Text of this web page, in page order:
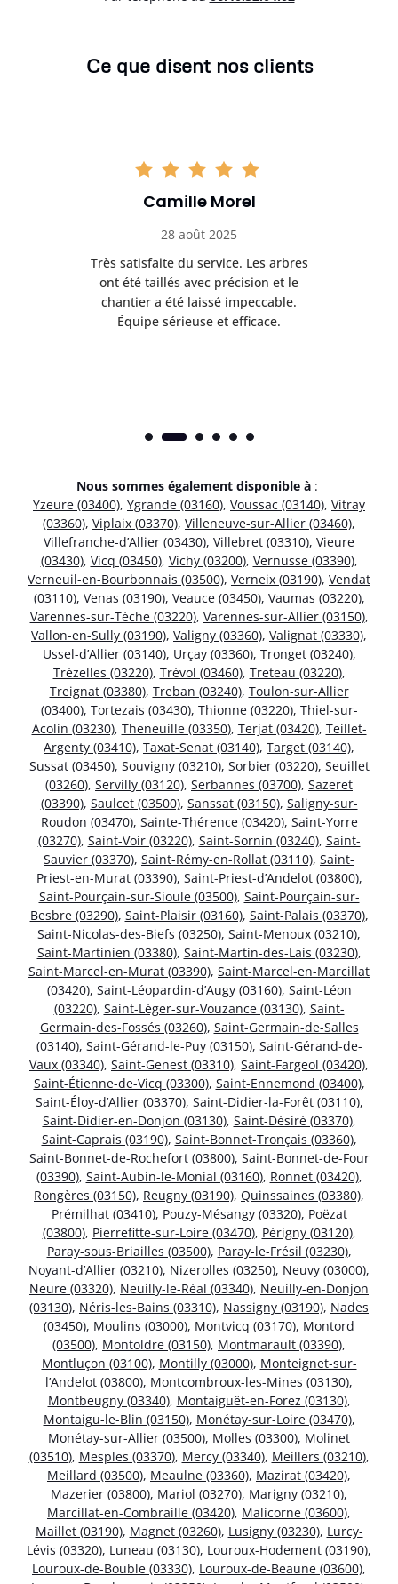
Ce que disent nos clients
Camille Morel
28 août 2025
Très satisfaite du service. Les arbres
ont été taillés avec précision et le
chantier a été laissé impeccable.
Équipe sérieuse et efficace.
Nous sommes également disponible à :
Yzeure (03400), Ygrande (03160), Voussac (03140), Vitray
(03360), Viplaix (03370), Villeneuve-sur-Allier (03460),
Villefranche-d’Allier (03430), Villebret (03310), Vieure
(03430), Vicq (03450), Vichy (03200), Vernusse (03390),
Verneuil-en-Bourbonnais (03500), Verneix (03190), Vendat
(03110), Venas (03190), Veauce (03450), Vaumas (03220),
Varennes-sur-Tèche (03220), Varennes-sur-Allier (03150),
Vallon-en-Sully (03190), Valigny (03360), Valignat (03330),
Ussel-d’Allier (03140), Urçay (03360), Tronget (03240),
Trézelles (03220), Trévol (03460), Treteau (03220),
Treignat (03380), Treban (03240), Toulon-sur-Allier
(03400), Tortezais (03430), Thionne (03220), Thiel-sur-
Acolin (03230), Theneuille (03350), Terjat (03420), Teillet-
Argenty (03410), Taxat-Senat (03140), Target (03140),
Sussat (03450), Souvigny (03210), Sorbier (03220), Seuillet
(03260), Servilly (03120), Serbannes (03700), Sazeret
(03390), Saulcet (03500), Sanssat (03150), Saligny-sur-
Roudon (03470), Sainte-Thérence (03420), Saint-Yorre
(03270), Saint-Voir (03220), Saint-Sornin (03240), Saint-
Sauvier (03370), Saint-Rémy-en-Rollat (03110), Saint-
Priest-en-Murat (03390), Saint-Priest-d’Andelot (03800),
Saint-Pourçain-sur-Sioule (03500), Saint-Pourçain-sur-
Besbre (03290), Saint-Plaisir (03160), Saint-Palais (03370),
Saint-Nicolas-des-Biefs (03250), Saint-Menoux (03210),
Saint-Martinien (03380), Saint-Martin-des-Lais (03230),
Saint-Marcel-en-Murat (03390), Saint-Marcel-en-Marcillat
(03420), Saint-Léopardin-d’Augy (03160), Saint-Léon
(03220), Saint-Léger-sur-Vouzance (03130), Saint-
Germain-des-Fossés (03260), Saint-Germain-de-Salles
(03140), Saint-Gérand-le-Puy (03150), Saint-Gérand-de-
Vaux (03340), Saint-Genest (03310), Saint-Fargeol (03420),
Saint-Étienne-de-Vicq (03300), Saint-Ennemond (03400),
Saint-Éloy-d’Allier (03370), Saint-Didier-la-Forêt (03110),
Saint-Didier-en-Donjon (03130), Saint-Désiré (03370),
Saint-Caprais (03190), Saint-Bonnet-Tronçais (03360),
Saint-Bonnet-de-Rochefort (03800), Saint-Bonnet-de-Four
(03390), Saint-Aubin-le-Monial (03160), Ronnet (03420),
Rongères (03150), Reugny (03190), Quinssaines (03380),
Prémilhat (03410), Pouzy-Mésangy (03320), Poëzat
(03800), Pierrefitte-sur-Loire (03470), Périgny (03120),
Paray-sous-Briailles (03500), Paray-le-Frésil (03230),
Noyant-d’Allier (03210), Nizerolles (03250), Neuvy (03000),
Neure (03320), Neuilly-le-Réal (03340), Neuilly-en-Donjon
(03130), Néris-les-Bains (03310), Nassigny (03190), Nades
(03450), Moulins (03000), Montvicq (03170), Montord
(03500), Montoldre (03150), Montmarault (03390),
Montluçon (03100), Montilly (03000), Monteignet-sur-
l’Andelot (03800), Montcombroux-les-Mines (03130),
Montbeugny (03340), Montaiguët-en-Forez (03130),
Montaigu-le-Blin (03150), Monétay-sur-Loire (03470),
Monétay-sur-Allier (03500), Molles (03300), Molinet
(03510), Mesples (03370), Mercy (03340), Meillers (03210),
Meillard (03500), Meaulne (03360), Mazirat (03420),
Mazerier (03800), Mariol (03270), Marigny (03210),
Marcillat-en-Combraille (03420), Malicorne (03600),
Maillet (03190), Magnet (03260), Lusigny (03230), Lurcy-
Lévis (03320), Luneau (03130), Louroux-Hodement (03190),
Louroux-de-Bouble (03330), Louroux-de-Beaune (03600),